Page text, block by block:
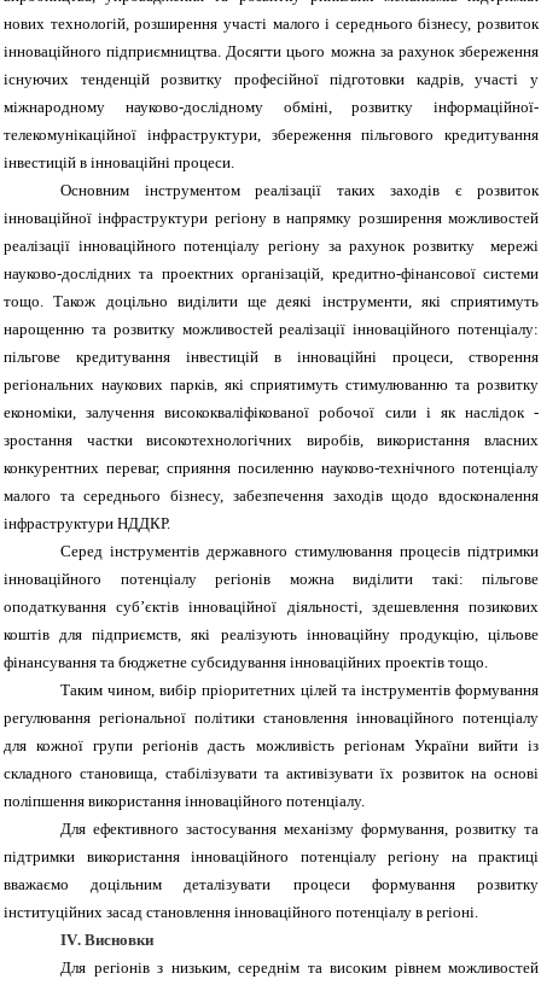
нових технологій, розширення участі малого і середнього бізнесу, розвиток
інноваційного підприємництва. Досягти цього можна за рахунок збереження
існуючих тенденцій розвитку професійної підготовки кадрів, участі у
міжнародному науково-дослідному обміні, розвитку інформаційної-
телекомунікаційної інфраструктури, збереження пільгового кредитування
інвестицій в інноваційні процеси.
Основним інструментом реалізації таких заходів є розвиток
інноваційної інфраструктури регіону в напрямку розширення можливостей
реалізації інноваційного потенціалу регіону за рахунок розвитку мережі
науково-дослідних та проектних організацій, кредитно-фінансової системи
тощо. Також доцільно виділити ще деякі інструменти, які сприятимуть
нарощенню та розвитку можливостей реалізації інноваційного потенціалу:
пільгове кредитування інвестицій в інноваційні процеси, створення
регіональних наукових парків, які сприятимуть стимулюванню та розвитку
економіки, залучення висококваліфікованої робочої сили і як наслідок -
зростання частки високотехнологічних виробів, використання власних
конкурентних переваг, сприяння посиленню науково-технічного потенціалу
малого та середнього бізнесу, забезпечення заходів щодо вдосконалення
інфраструктури НДДКР.
Серед інструментів державного стимулювання процесів підтримки
інноваційного потенціалу регіонів можна виділити такі: пільгове
оподаткування суб’єктів інноваційної діяльності, здешевлення позикових
коштів для підприємств, які реалізують інноваційну продукцію, цільове
фінансування та бюджетне субсидування інноваційних проектів тощо.
Таким чином, вибір пріоритетних цілей та інструментів формування
регулювання регіональної політики становлення інноваційного потенціалу
для кожної групи регіонів дасть можливість регіонам України вийти із
складного становища, стабілізувати та активізувати їх розвиток на основі
поліпшення використання інноваційного потенціалу.
Для ефективного застосування механізму формування, розвитку та
підтримки використання інноваційного потенціалу регіону на практиці
вважаємо доцільним деталізувати процеси формування розвитку
інституційних засад становлення інноваційного потенціалу в регіоні.
IV. Висновки
Для регіонів з низьким, середнім та високим рівнем можливостей